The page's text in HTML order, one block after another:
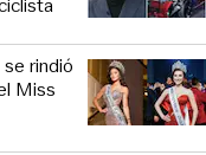
rindió
Miss